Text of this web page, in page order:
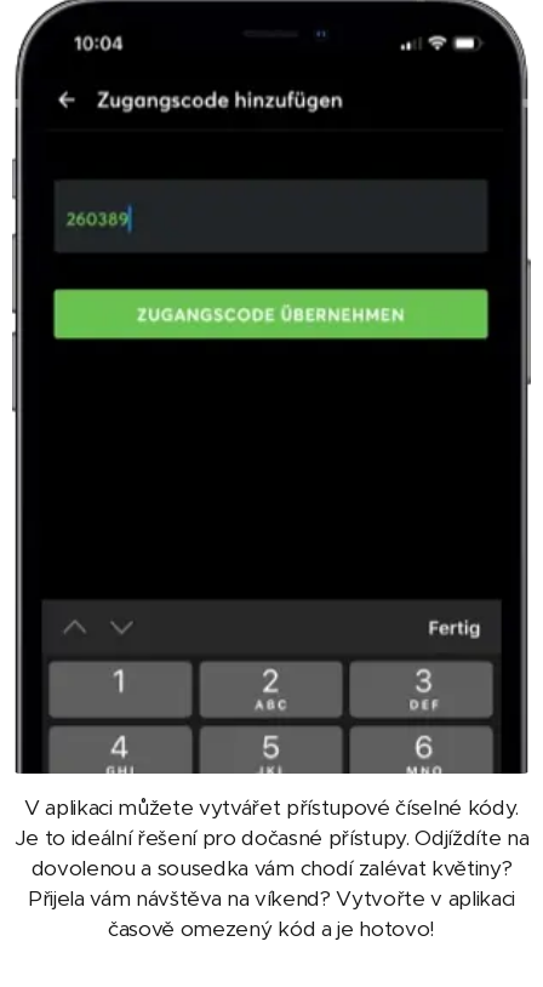
V aplikaci můžete vytvářet přístupové číselné kódy.
Je to ideální řešení pro dočasné přístupy. Odjíždíte na
dovolenou a sousedka vám chodí zalévat květiny?
Přijela vám návštěva na víkend? Vytvořte v aplikaci
časově omezený kód a je hotovo!